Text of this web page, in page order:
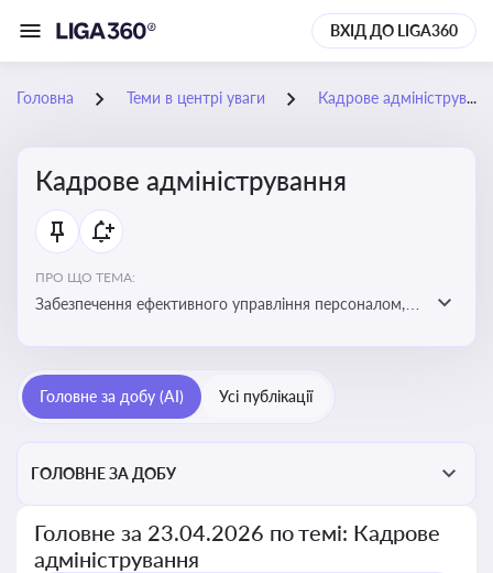
ВХІД ДО LIGA360
Головна Теми в центрі уваги Кадрове адміністрування
Кадрове адміністрування
ПРО ЩО ТЕМА:
Забезпечення ефективного управління персоналом,
Головне за добу (AI) Усі публікації
ГОЛОВНЕ ЗА ДОБУ
Головне за 23.04.2026 по темі: Кадрове
адміністрування